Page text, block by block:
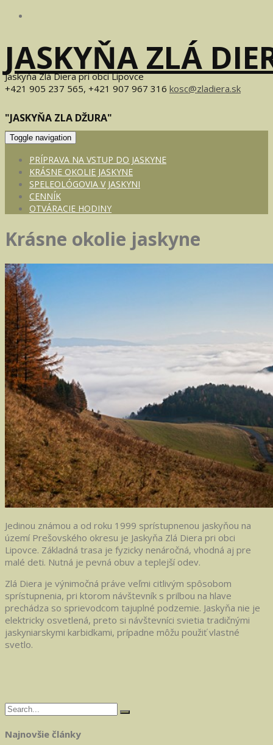
JASKYŇA ZLÁ
Jaskyňa Zlá Diera pri obci Lipovce
+421 905 237 565, +421 907 967 316 kosc@zladiera.sk
"JASKYŇA ZLA DŽURA"
Toggle navigation
PRÍPRAVA NA VSTUP DO JASKYNE
KRÁSNE OKOLIE JASKYNE
SPELEOLÓGOVIA V JASKYNI
CENNÍK
OTVÁRACIE HODINY
Krásne okolie jaskyne
Jedinou známou a od roku 1999 sprístupnenou jaskyňou na
území Prešovského okresu je Jaskyňa Zlá Diera pri obci
Lipovce. Základná trasa je fyzicky nenáročná, vhodná aj pre
malé deti. Nutná je pevná obuv a teplejší odev.
Zlá Diera je výnimočná práve veľmi citlivým spôsobom
sprístupnenia, pri ktorom návštevník s prilbou na hlave
prechádza so sprievodcom tajuplné podzemie. Jaskyňa nie je
elektricky osvetlená, preto si návštevníci svietia tradičnými
jaskyniarskymi karbidkami, prípadne môžu použiť vlastné
svetlo.
Najnovšie články